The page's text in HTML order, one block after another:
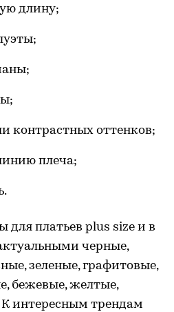
длину;
контрастных оттенков;
плеча;
для платьев plus size и в
черные,
зеленые, графитовые,
бежевые, желтые,
интересным трендам